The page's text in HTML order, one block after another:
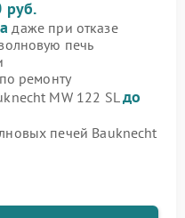
руб.
даже при отказе
печь
ремонту
MW 122 SLдо
печей Bauknecht